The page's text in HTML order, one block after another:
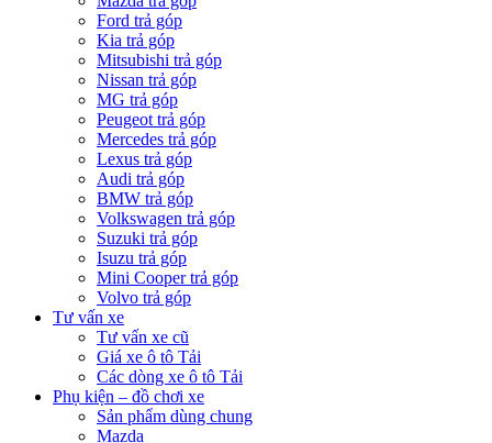
Ford trả góp
Kia trả góp
Mitsubishi trả góp
Nissan trả góp
MG trả góp
Peugeot trả góp
Mercedes trả góp
Lexus trả góp
Audi trả góp
BMW trả góp
Volkswagen trả góp
Suzuki trả góp
Isuzu trả góp
Mini Cooper trả góp
Volvo trả góp
Tư vấn xe
Tư vấn xe cũ
Giá xe ô tô Tải
Các dòng xe ô tô Tải
Phụ kiện – đồ chơi xe
Sản phẩm dùng chung
Mazda